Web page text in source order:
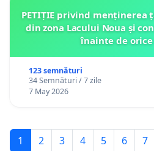
PETIȚIE privind
din zona Lacului Noua și
înainte de
123 semnături
34 Semnături / 7 zile
7 May 2026
1 2 3 4 5 6 7